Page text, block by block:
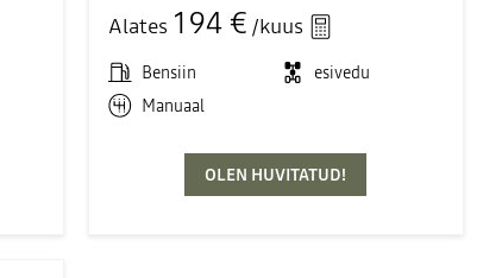
Alates 194 € /kuus
Bensiin
esivedu
Manuaal
OLEN HUVITATUD!